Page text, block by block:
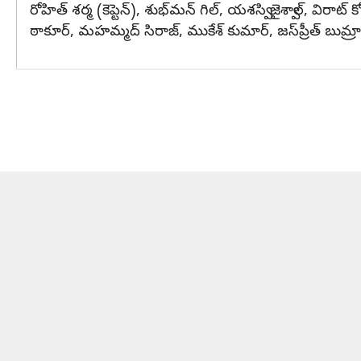
రోహిత్ శర్మ (కెప్టెన్), శుభ్‌మన్ గిల్, యశస్వి జైశ్వాల్, విరాట్
ఠాకూర్, మహమ్మద్ సిరాజ్, ముకేశ్ కుమార్, జస్‌ప్రీత్ బుమ్రా